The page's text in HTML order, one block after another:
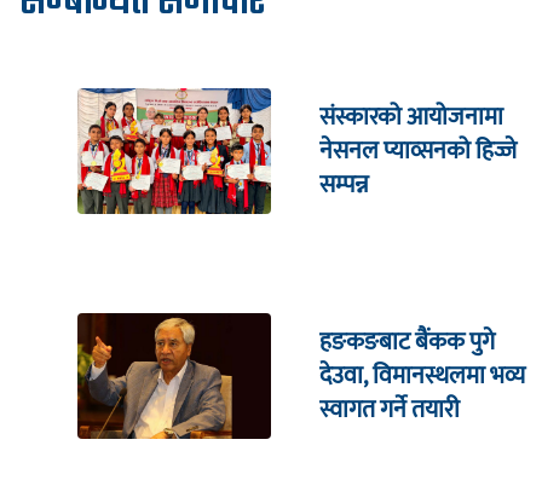
संस्कारको आयोजनामा
नेसनल प्याव्सनको हिज्जे
सम्पन्न
हङकङबाट बैंकक पुगे
देउवा, विमानस्थलमा भव्य
स्वागत गर्ने तयारी